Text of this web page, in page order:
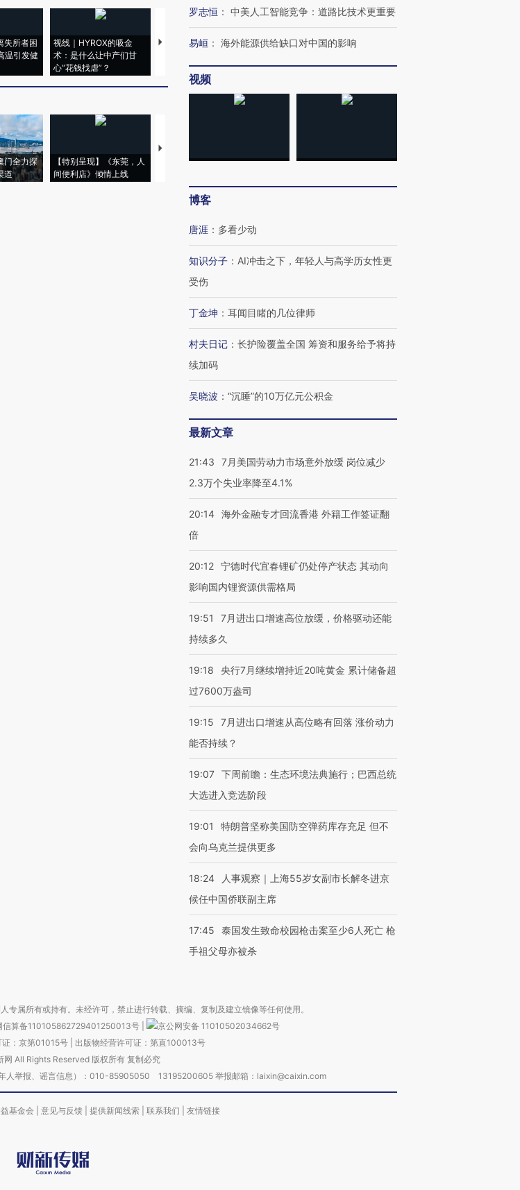
失所者困
温引发健
视线｜HYROX的吸金
术：是什么让中产们甘
心“花钱找虐”？
马航飞行员跨国走私7万
视线｜被称为“蟑螂”的印
育部长拱下台
飞地休达
门全力探
道
【特别呈现】《东莞，人
间便利店》倾情上线
【推广】走进第四届链博
会，让数智科技“链”接产
【特别呈现】寻找100种
CFO：不靠规模取胜，华
罗志恒 ： 中美人工智能竞争：道路比技术更重要
易峘 ： 海外能源供给缺口对中国的影响
视频
博客
唐涯 ： 多看少动
知识分子 ： AI冲击之下，年轻人与高学历女性更
受伤
丁金坤 ： 耳闻目睹的几位律师
村夫日记 ： 长护险覆盖全国 筹资和服务给予将持
续加码
吴晓波 ： “沉睡”的10万亿元公积金
最新文章
21:43
7月美国劳动力市场意外放缓 岗位减少
2.3万个失业率降至4.1%
20:14 海外金融专才回流香港 外籍工作签证翻
倍
20:12 宁德时代宜春锂矿仍处停产状态 其动向
影响国内锂资源供需格局
19:51
7月进出口增速高位放缓，价格驱动还能
持续多久
19:18
央行7月继续增持近20吨黄金 累计储备超
过7600万盎司
19:15
7月进出口增速从高位略有回落 涨价动力
能否持续？
19:07 下周前瞻：生态环境法典施行；巴西总统
大选进入竞选阶段
19:01
特朗普坚称美国防空弹药库存充足 但不
会向乌克兰提供更多
18:24
人事观察｜上海55岁女副市长解冬进京
候任中国侨联副主席
17:45
泰国发生致命校园枪击案至少6人死亡 枪
手祖父母亦被杀
专属所有或持有。未经许可，禁止进行转载、摘编、复制及建立镜像等任何使用。
信算备110105862729401250013号
京公网安备 11010502034662号
：京第01015号| 出版物经营许可证：第直100013号
All Rights Reserved 版权所有 复制必究
人举报、谣言信息）：010-85905050 13195200605 举报邮箱：laixin@caixin.com
基金会 意见与反馈 提供新闻线索 联系我们 友情链接